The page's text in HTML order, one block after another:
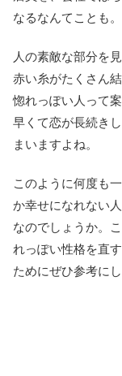
なるなんてことも。
人の素敵な部分を
赤い糸がたくさん
惚れっぽい人って
早くて恋が長続き
まいますよね。
このように何度も
か幸せになれない
なのでしょうか。
れっぽい性格を直
ためにぜひ参考に